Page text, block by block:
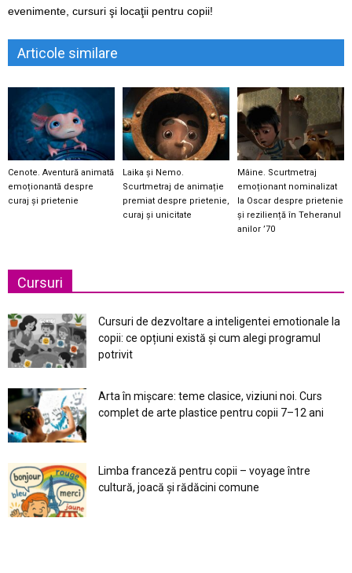
evenimente, cursuri şi locaţii pentru copii!
Articole similare
Cenote. Aventură animată
emoționantă despre
curaj și prietenie
Laika și Nemo.
Scurtmetraj de animație
premiat despre prietenie,
curaj și unicitate
Mâine. Scurtmetraj
emoționant nominalizat
la Oscar despre prietenie
și reziliență în Teheranul
anilor ’70
Cursuri
Cursuri de dezvoltare a inteligentei emotionale la
copii: ce opțiuni există și cum alegi programul
potrivit
Arta în mișcare: teme clasice, viziuni noi. Curs
complet de arte plastice pentru copii 7–12 ani
Limba franceză pentru copii – voyage între
cultură, joacă și rădăcini comune